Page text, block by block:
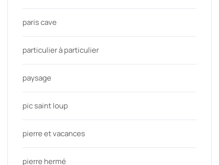
paris cave
particulier à particulier
paysage
pic saint loup
pierre et vacances
pierre hermé